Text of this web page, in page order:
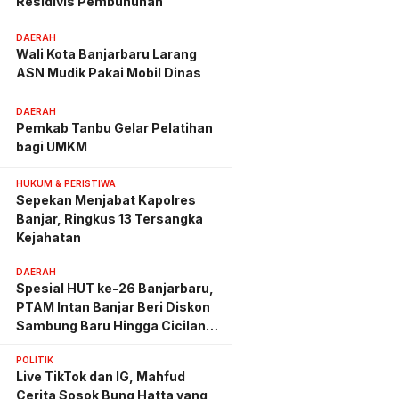
DAERAH
Wali Kota Banjarbaru Larang
ASN Mudik Pakai Mobil Dinas
DAERAH
Pemkab Tanbu Gelar Pelatihan
bagi UMKM
HUKUM & PERISTIWA
Sepekan Menjabat Kapolres
Banjar, Ringkus 13 Tersangka
Kejahatan
DAERAH
Spesial HUT ke-26 Banjarbaru,
PTAM Intan Banjar Beri Diskon
Sambung Baru Hingga Cicilan
POLITIK
Live TikTok dan IG, Mahfud
Cerita Sosok Bung Hatta yang